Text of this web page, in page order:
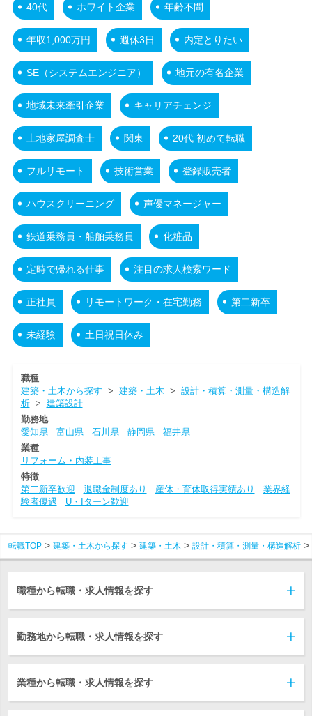
40代 ホワイト企業 年齢不問
年収1,000万円 週休3日 内定とりたい
SE（システムエンジニア） 地元の有名企業
地域未来牽引企業 キャリアチェンジ
土地家屋調査士 関東 20代 初めて転職
フルリモート 技術営業 登録販売者
ハウスクリーニング 声優マネージャー
鉄道乗務員・船舶乗務員 化粧品
定時で帰れる仕事 注目の求人検索ワード
正社員 リモートワーク・在宅勤務 第二新卒
未経験 土日祝日休み
職種
建築・土木から探す > 建築・土木 > 設計・積算・測量・構造解
析> 建築設計
勤務地
愛知県
富山県 石川県 静岡県
福井県
業種
リフォーム・内装工事
特徴
第二新卒歓迎
退職金制度あり 産休・育休取得実績あり
業界経
験者優遇
U・Iターン歓迎
転職TOP 建築・土木から探す 建築・土木 設計・積算・測量・構造解析
職種から転職・求人情報を探す
勤務地から転職・求人情報を探す
業種から転職・求人情報を探す